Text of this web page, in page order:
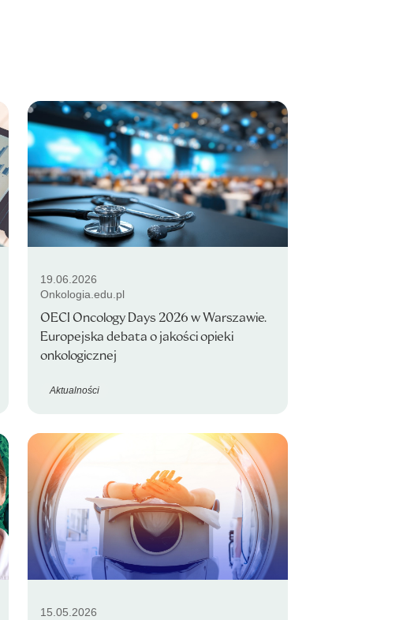
19.06.2026
Onkologia.edu.pl
OECI Oncology Days 2026 w Warszawie.
Europejska debata o jakości opieki
onkologicznej
Aktualności
15.05.2026